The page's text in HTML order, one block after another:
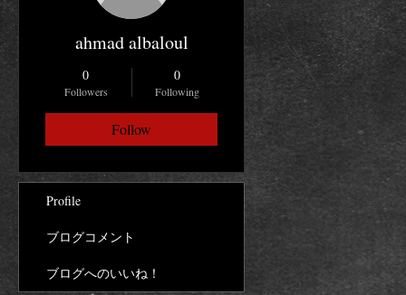
ahmad albaloul
0
Followers
0
Following
Follow
Profile
ブログコメント
ブログへのいいね！